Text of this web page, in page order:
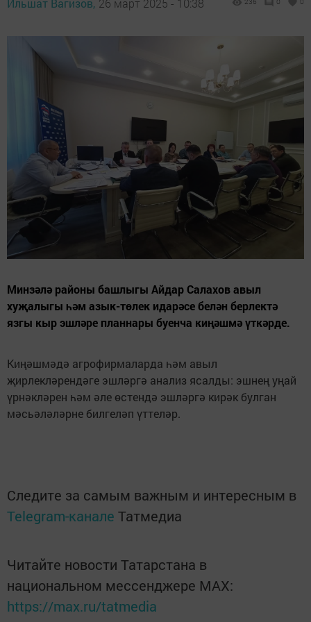
Ильшат Вагизов, 26 март 2025 - 10:38 236 0 0
Минзәлә районы башлыгы Айдар Салахов авыл
хуҗалыгы һәм азык-төлек идарәсе белән берлектә
язгы кыр эшләре планнары буенча киңәшмә үткәрде.
Киңәшмәдә агрофирмаларда һәм авыл
җирлекләрендәге эшләргә анализ ясалды: эшнең уңай
үрнәкләрен һәм әле өстендә эшләргә кирәк булган
мәсьәләләрне билгеләп үттеләр.
Следите за самым важным и интересным в
Telegram-канале Татмедиа
Читайте новости Татарстана в
национальном мессенджере MАХ:
https://max.ru/tatmedia